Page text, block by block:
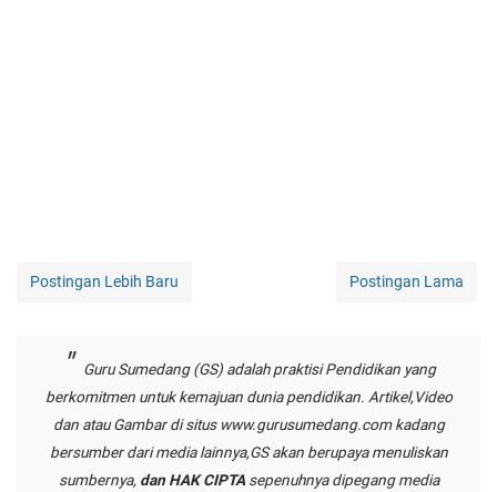
Postingan Lebih Baru Postingan Lama
Guru Sumedang (GS) adalah praktisi Pendidikan yang
berkomitmen untuk kemajuan dunia pendidikan. Artikel,Video
dan atau Gambar di situs www.gurusumedang.comkadang
bersumber dari media lainnya,GS akan berupaya menuliskan
sumbernya, dan HAK CIPTAsepenuhnya dipegang media